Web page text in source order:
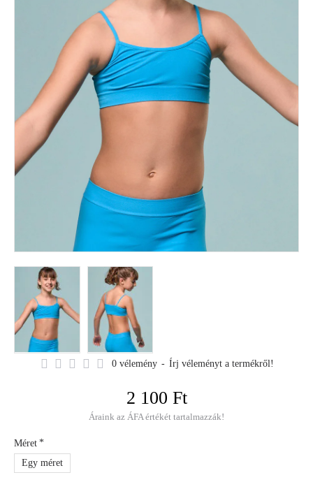
0 vélemény - Írj véleményt a termékről!
2 100 Ft
Áraink az ÁFA értékét tartalmazzák!
Méret
Egy méret